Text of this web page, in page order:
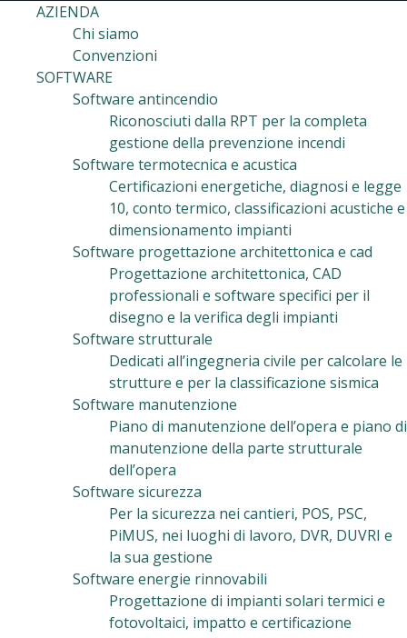
AZIENDA
Chi siamo
Convenzioni
SOFTWARE
Software antincendio
Riconosciuti dalla RPT per la completa
gestione della prevenzione incendi
Software termotecnica e acustica
Certificazioni energetiche, diagnosi e legge
10, conto termico, classificazioni acustiche e
dimensionamento impianti
Software progettazione architettonica e cad
Progettazione architettonica, CAD
professionali e software specifici per il
disegno e la verifica degli impianti
Software strutturale
Dedicati all’ingegneria civile per calcolare le
strutture e per la classificazione sismica
Software manutenzione
Piano di manutenzione dell’opera e piano di
manutenzione della parte strutturale
dell’opera
Software sicurezza
Per la sicurezza nei cantieri, POS, PSC,
PiMUS, nei luoghi di lavoro, DVR, DUVRI e
la sua gestione
Software energie rinnovabili
Progettazione di impianti solari termici e
fotovoltaici, impatto e certificazione